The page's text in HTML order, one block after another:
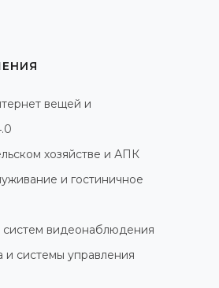
вещей и
хозяйстве и АПК
и гостиничное
видеонаблюдения
системы управления